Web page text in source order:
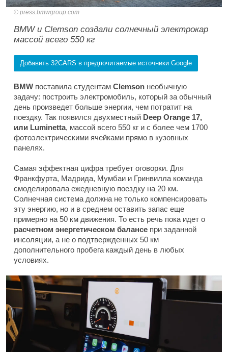
press.bmwgroup.com
BMW и Clemson создали солнечный электрокар
массой всего 550 кг
Добавить 32CARS в предпочитаемые источники Google
BMW поставила студентам Clemson необычную
задачу: построить электромобиль, который за обычный
день произведет больше энергии, чем потратит на
поездку. Так появился двухместный Deep Orange 17,
или Luminetta, массой всего 550 кг и с более чем 1700
фотоэлектрическими ячейками прямо в кузовных
панелях.
Самая эффектная цифра требует оговорки. Для
Франкфурта, Мадрида, Мумбаи и Гринвилла команда
смоделировала ежедневную поездку на 20 км.
Солнечная система должна не только компенсировать
эту энергию, но и в среднем оставить запас еще
примерно на 50 км движения. То есть речь пока идет о
расчетном энергетическом балансе при заданной
инсоляции, а не о подтвержденных 50 км
дополнительного пробега каждый день в любых
условиях.